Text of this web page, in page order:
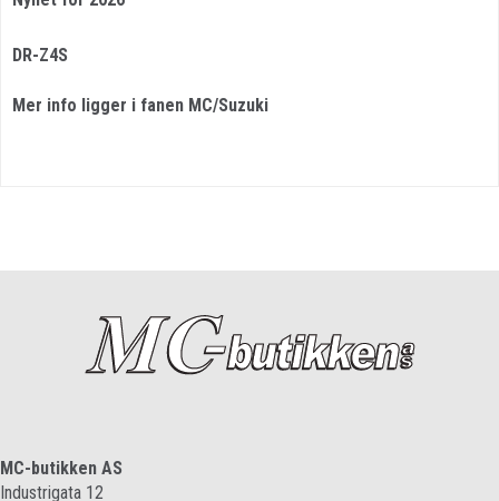
DR-Z4S
Mer info ligger i fanen MC/Suzuki
MC-butikken AS
Industrigata 12